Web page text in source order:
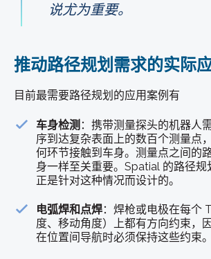
说尤为重要。
推动路径规划需求的实际
目前最需要路径规划的应用案例有
车身检测 ：携带测量探头的机器人
序到达复杂表面上的数百个测量点
何环节接触到车身。测量点之间的
身一样至关重要。Spatial 的路径规
正是针对这种情况而设计的。
电弧焊和点焊：焊枪或电极在每个
度、移动角度）上都有方向约束，
在位置间导航时必须保持这些约束。